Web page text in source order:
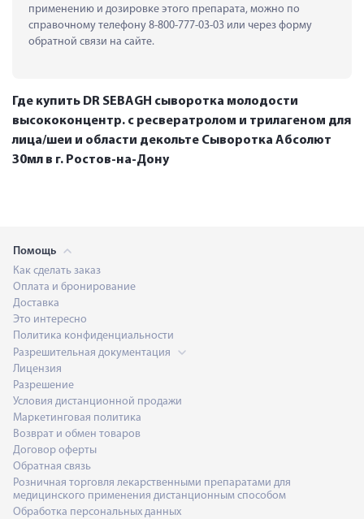
применению и дозировке этого препарата, можно по
справочному телефону 8-800-777-03-03 или через форму
обратной связи на сайте.
Где купить DR SEBAGH сыворотка молодости
высококонцентр. с ресвератролом и трилагеном для
лица/шеи и области декольте Сыворотка Абсолют
30мл в г. Ростов-на-Дону
Помощь
Как сделать заказ
Оплата и бронирование
Доставка
Это интересно
Политика конфиденциальности
Разрешительная документация
Лицензия
Разрешение
Условия дистанционной продажи
Маркетинговая политика
Возврат и обмен товаров
Договор оферты
Обратная связь
Розничная торговля лекарственными препаратами для
медицинского применения дистанционным способом
Обработка персональных данных